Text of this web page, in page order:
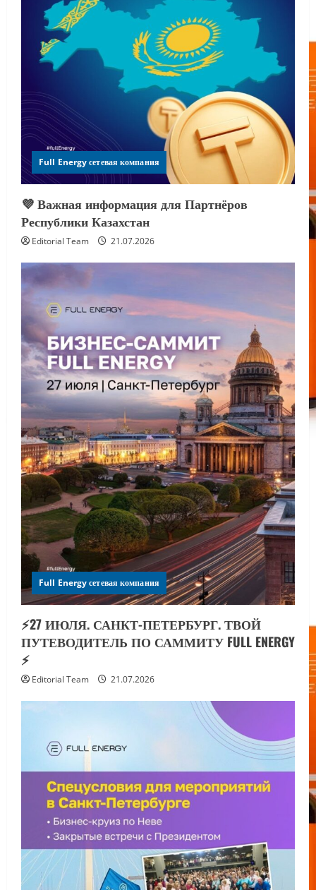
Full Energy сетевая компания
💜 Важная информация для Партнёров
Республики Казахстан
Editorial Team 21.07.2026
Full Energy сетевая компания
⚡️27 ИЮЛЯ. САНКТ-ПЕТЕРБУРГ. ТВОЙ
ПУТЕВОДИТЕЛЬ ПО САММИТУ FULL ENERGY
⚡️
Editorial Team 21.07.2026